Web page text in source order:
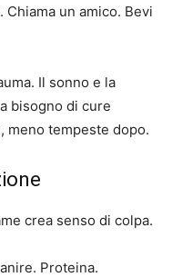
un amico. Bevi
Il sonno e la
bisogno di cure
meno tempeste dopo.
crea senso di colpa.
Proteina.